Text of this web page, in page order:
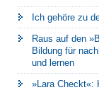
Ich gehöre zu
Raus auf den
Bildung für
und lernen
»Lara Checkt«: